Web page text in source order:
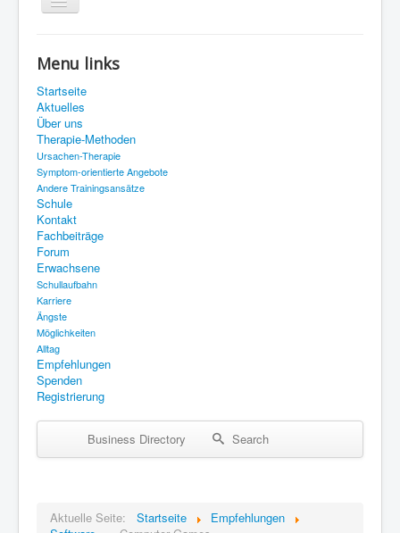
Aktuelles
Über uns
Therapie-Methoden
Schule
Kontakt
Fachbeiträge
Forum
Erwachsene
Empfehlungen
Spenden
Registrierung
Menu links
Startseite
Aktuelles
Über uns
Therapie-Methoden
Ursachen-Therapie
Symptom-orientierte Angebote
Andere Trainingsansätze
Schule
Kontakt
Fachbeiträge
Forum
Erwachsene
Schullaufbahn
Karriere
Ängste
Möglichkeiten
Alltag
Empfehlungen
Spenden
Registrierung
Business Directory Search
Aktuelle Seite: Startseite
Empfehlungen